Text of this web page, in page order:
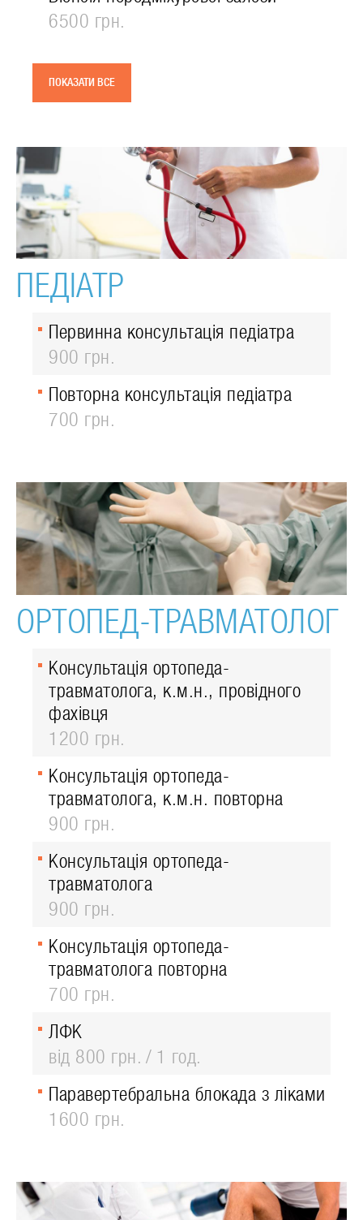
6500 грн.
ПОКАЗАТИ ВСЕ
ПЕДІАТР
Первинна консультація педіатра
900 грн.
Повторна консультація педіатра
700 грн.
ОРТОПЕД-ТРАВМАТОЛОГ
Консультація ортопеда-
травматолога, к.м.н., провідного
фахівця
1200 грн.
Консультація ортопеда-
травматолога, к.м.н. повторна
900 грн.
Консультація ортопеда-
травматолога
900 грн.
Консультація ортопеда-
травматолога повторна
700 грн.
ЛФК
від 800 грн.
1 год.
Паравертебральна блокада з ліками
1600 грн.